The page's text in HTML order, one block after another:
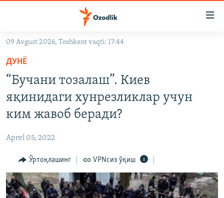
Асосий
навигацияга
ўтинг
Қидиришга
ўтинг
OZODVIDEO
OZODARXIV
На русском
ИЖТИМОИЙ ТАРМОҚЛАР
09 Avgust 2026, Toshkent vaqti: 17:44
ДУНË
“Бучани тозалаш”. Киев
яқинидаги хунрезликлар учун
ким жавоб беради?
Aprel 05, 2022
Ўртоқлашинг VPNсиз ўқиш